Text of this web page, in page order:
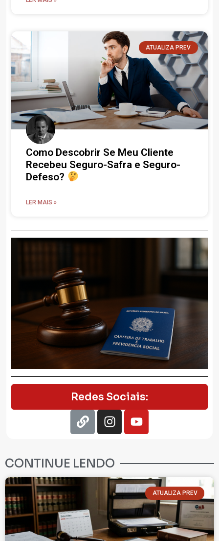
ATUALIZA PREV
Como Descobrir Se Meu Cliente
Recebeu Seguro-Safra e Seguro-
Defeso?
LER MAIS »
Redes Sociais:
CONTINUE LENDO
ATUALIZA PREV